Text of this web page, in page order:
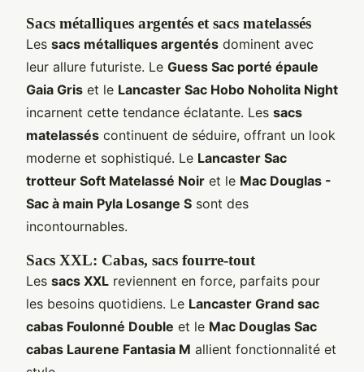
Sacs métalliques argentés et sacs matelassés
Les sacs métalliques argentés dominent avec
leur allure futuriste. Le Guess Sac porté épaule
Gaia Gris et le Lancaster Sac Hobo Noholita Night
incarnent cette tendance éclatante. Les sacs
matelassés continuent de séduire, offrant un look
moderne et sophistiqué. Le Lancaster Sac
trotteur Soft Matelassé Noir et le Mac Douglas -
Sac à main Pyla Losange S sont des
incontournables.
Sacs XXL: Cabas, sacs fourre-tout
Les sacs XXL reviennent en force, parfaits pour
les besoins quotidiens. Le Lancaster Grand sac
cabas Foulonné Double et le Mac Douglas Sac
cabas Laurene Fantasia M allient fonctionnalité et